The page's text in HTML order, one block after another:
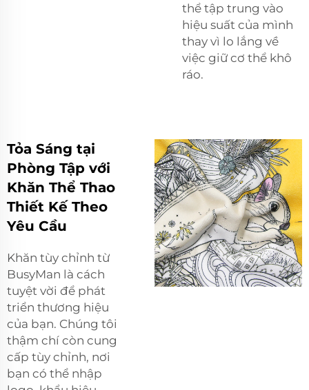
thể tập trung vào
hiệu suất của mình
thay vì lo lắng về
việc giữ cơ thể khô
ráo.
Tỏa Sáng tại
Phòng Tập với
Khăn Thể Thao
Thiết Kế Theo
Yêu Cầu
Khăn tùy chỉnh từ
BusyMan là cách
tuyệt vời để phát
triển thương hiệu
của bạn. Chúng tôi
thậm chí còn cung
cấp tùy chỉnh, nơi
bạn có thể nhập